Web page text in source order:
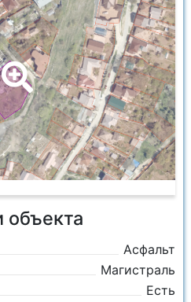
объекта
Асфальт
Магистраль
Есть